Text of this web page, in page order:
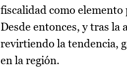
fiscalidad como elemento
Desde entonces, y tras la
revirtiendo la tendencia,
en la región.